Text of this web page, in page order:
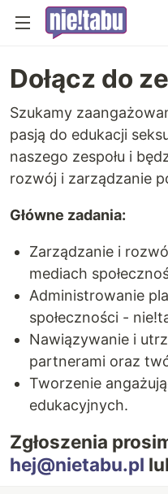
Dołącz do
Szukamy
pasją do edukacji
naszego zespołu i
rozwój i zarządzanie
Główne zadania:
Zarządzanie i
mediach
Administrowanie
społeczności -
Nawiązywanie i
partnerami oraz
Tworzenie
edukacyjnych.
Zgłoszenia
hej@nietabu.pl